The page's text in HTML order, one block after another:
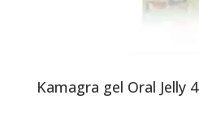
Kamagra gel Oral Jelly 4